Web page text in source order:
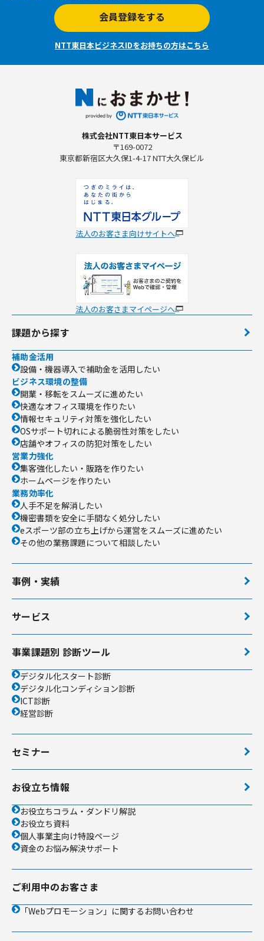
会員登録をする
NTT東日本ビジネスIDをお持ちの方はこちら
株式会社NTT東日本サービス
〒169-0072
東京都新宿区大久保1-4-17 NTT大久保ビル
法人のお客さま向けサイトへ
法人のお客さまマイページへ
課題から探す
補助金活用
設備・機器導入で補助金を活用したい
ビジネス環境の整備
開業・移転をスムーズに進めたい
快適なオフィス環境を作りたい
情報セキュリティ対策を強化したい
OSサポート切れによる脆弱性対策をしたい
店舗やオフィスの防犯対策をしたい
営業力強化
集客強化したい・販路を作りたい
ホームページを作りたい
業務効率化
人手不足を解消したい
機密書類を安全に手間なく処分したい
eスポーツ部の立ち上げから運営をスムーズに進めたい
その他の業務課題について相談したい
事例・実績
サービス
事業課題別 診断ツール
デジタル化スタート診断
デジタル化コンディション診断
ICT診断
経営診断
セミナー
お役立ち情報
お役立ちコラム・ダンドリ解説
お役立ち資料
個人事業主向け特設ページ
資金のお悩み解決サポート
ご利用中のお客さま
「Webプロモーション」に関するお問い合わせ